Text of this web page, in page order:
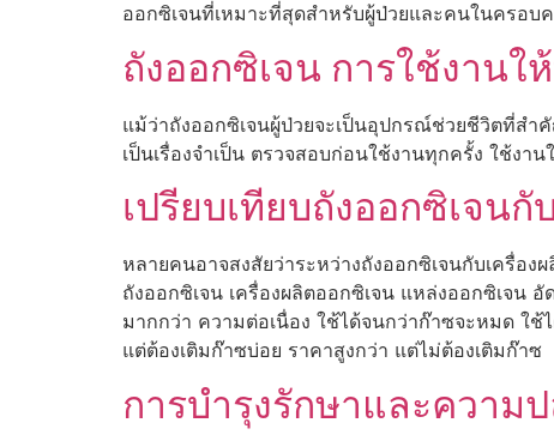
ออกซิเจนที่เหมาะที่สุดสำหรับผู้ป่วยและคนในครอบ
ถังออกซิเจน การใช้งาน
แม้ว่าถังออกซิเจนผู้ป่วยจะเป็นอุปกรณ์ช่วยชีวิตที่สำ
เป็นเรื่องจำเป็น ตรวจสอบก่อนใช้งานทุกครั้ง ใช้ง
เปรียบเทียบถังออกซิเจน
หลายคนอาจสงสัยว่าระหว่างถังออกซิเจนกับเครื่อ
ถังออกซิเจน เครื่องผลิตออกซิเจน แหล่งออกซิเจน
มากกว่า ความต่อเนื่อง ใช้ได้จนกว่าก๊าซจะหมด ใช้
แต่ต้องเติมก๊าซบ่อย ราคาสูงกว่า แต่ไม่ต้องเติมก๊าซ
การบำรุงรักษาและความ